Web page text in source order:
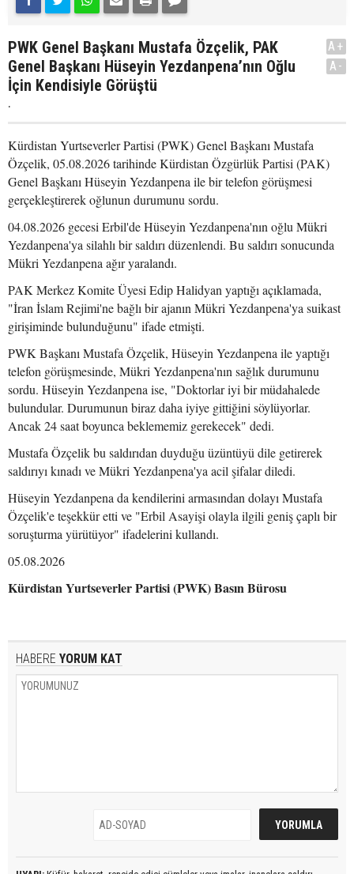
PWK Genel Başkanı Mustafa Özçelik, PAK
Genel Başkanı Hüseyin Yezdanpena’nın Oğlu
İçin Kendisiyle Görüştü
.
A+
A-
Kürdistan Yurtseverler Partisi (PWK) Genel Başkanı Mustafa
Özçelik, 05.08.2026 tarihinde Kürdistan Özgürlük Partisi (PAK)
Genel Başkanı Hüseyin Yezdanpena ile bir telefon görüşmesi
gerçekleştirerek oğlunun durumunu sordu.
04.08.2026 gecesi Erbil'de Hüseyin Yezdanpena'nın oğlu Mükri
Yezdanpena'ya silahlı bir saldırı düzenlendi. Bu saldırı sonucunda
Mükri Yezdanpena ağır yaralandı.
PAK Merkez Komite Üyesi Edip Halidyan yaptığı açıklamada,
"İran İslam Rejimi'ne bağlı bir ajanın Mükri Yezdanpena'ya suikast
girişiminde bulunduğunu" ifade etmişti.
PWK Başkanı Mustafa Özçelik, Hüseyin Yezdanpena ile yaptığı
telefon görüşmesinde, Mükri Yezdanpena'nın sağlık durumunu
sordu. Hüseyin Yezdanpena ise, "Doktorlar iyi bir müdahalede
bulundular. Durumunun biraz daha iyiye gittiğini söylüyorlar.
Ancak 24 saat boyunca beklememiz gerekecek" dedi.
Mustafa Özçelik bu saldırıdan duyduğu üzüntüyü dile getirerek
saldırıyı kınadı ve Mükri Yezdanpena'ya acil şifalar diledi.
Hüseyin Yezdanpena da kendilerini armasından dolayı Mustafa
Özçelik'e teşekkür etti ve "Erbil Asayişi olayla ilgili geniş çaplı bir
soruşturma yürütüyor" ifadelerini kullandı.
05.08.2026
Kürdistan Yurtseverler Partisi (PWK) Basın Bürosu
HABERE YORUM KAT